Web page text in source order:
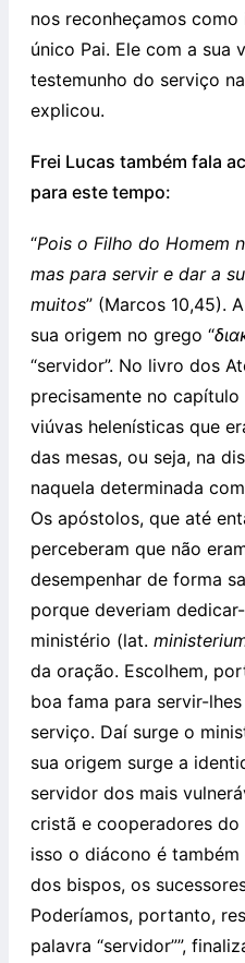
nos reconheçamos
único Pai. Ele com a sua
testemunho do serviço
explicou.
Frei Lucas também fala
para este tempo:
“Pois o Filho do Homem
mas para servir e dar a
muitos” (Marcos 10,45).
sua origem no grego “
“servidor”. No livro dos
precisamente no
viúvas helenísticas que
das mesas, ou seja, na
naquela determinada
Os apóstolos, que até
perceberam que não
desempenhar de forma
porque deveriam
ministério (lat.
da oração. Escolhem,
boa fama para servir-
serviço. Daí surge o
sua origem surge a
servidor dos mais
cristã e cooperadores
isso o diácono é também
dos bispos, os
Poderíamos, portanto,
palavra “servidor””,